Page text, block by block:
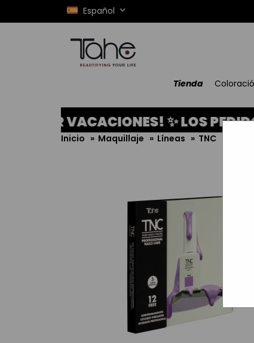
Español
Tienda
VACACIONES! ✨ LOS PEDIDOS
Inicio » Maquillaje » Líneas » TNC